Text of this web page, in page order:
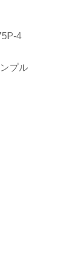
4
プル